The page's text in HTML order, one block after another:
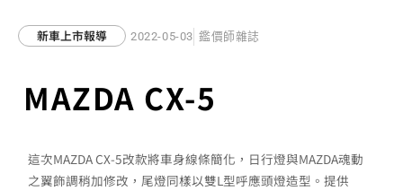
新車上市報導 2022-05-03 鑑價師雜誌
MAZDA CX-5
這次MAZDA CX-5改款將車身線條簡化，日行燈與MAZDA魂動
之翼飾調稍加修改，尾燈同樣以雙L型呼應頭燈造型。提供